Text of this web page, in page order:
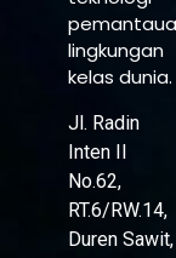
lingkungan
kelas dunia.
Jl. Radin
Inten II
No.62,
RT.6/RW.14,
Duren Sawit,